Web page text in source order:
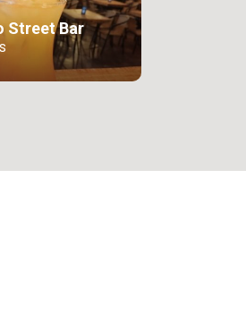
Street Bar